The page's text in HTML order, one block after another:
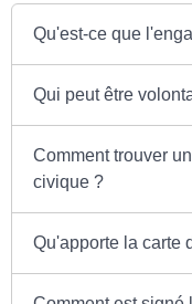
Qu'est-ce que
Qui peut être
Comment trouver
civique ?
Qu'apporte la carte